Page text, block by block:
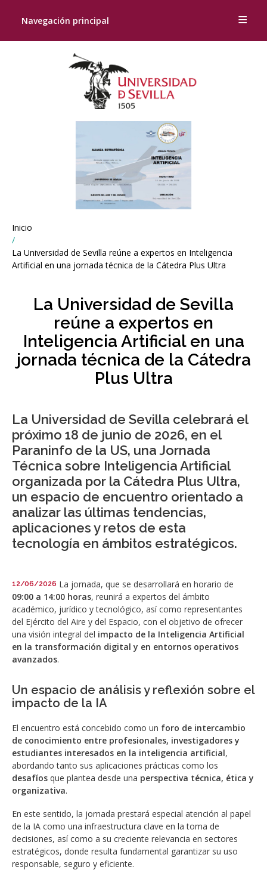
Navegación principal
Breadcrumbs
You
are
here:
Inicio
La Universidad de Sevilla reúne a expertos en Inteligencia
Artificial en una jornada técnica de la Cátedra Plus Ultra
La Universidad de Sevilla
reúne a expertos en
Inteligencia Artificial en una
jornada técnica de la Cátedra
Plus Ultra
La Universidad de Sevilla celebrará el
próximo 18 de junio de 2026, en el
Paraninfo de la US, una Jornada
Técnica sobre Inteligencia Artificial
organizada por la Cátedra Plus Ultra,
un espacio de encuentro orientado a
analizar las últimas tendencias,
aplicaciones y retos de esta
tecnología en ámbitos estratégicos.
12/06/2026 La jornada, que se desarrollará en horario de
09:00 a 14:00 horas, reunirá a expertos del ámbito
académico, jurídico y tecnológico, así como representantes
del Ejército del Aire y del Espacio, con el objetivo de ofrecer
una visión integral del impacto de la Inteligencia Artificial
en la transformación digital y en entornos operativos
avanzados.
Un espacio de análisis y reflexión sobre el
impacto de la IA
El encuentro está concebido como un foro de intercambio
de conocimiento entre profesionales, investigadores y
estudiantes interesados en la inteligencia artificial,
abordando tanto sus aplicaciones prácticas como los
desafíos que plantea desde una perspectiva técnica, ética y
organizativa.
En este sentido, la jornada prestará especial atención al papel
de la IA como una infraestructura clave en la toma de
decisiones, así como a su creciente relevancia en sectores
estratégicos, donde resulta fundamental garantizar su uso
responsable, seguro y eficiente.